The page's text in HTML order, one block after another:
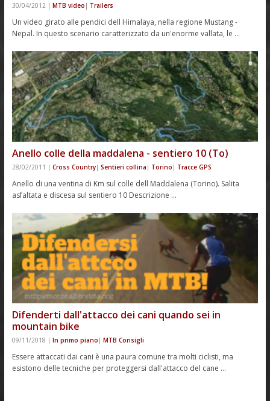
30/04/2012 | MTB video | Trailers
Un video girato alle pendici dell Himalaya, nella regione Mustang -
Nepal. In questo scenario caratterizzato da un'enorme vallata, le …
Anello colle della maddalena - sentiero 10 (To)
28/02/2011 | Cross Country| Sentieri collina | Torino | Tracce GPS
Anello di una ventina di Km sul colle dell Maddalena (Torino). Salita
asfaltata e discesa sul sentiero 10 Descrizione …
Difenderti dall'attacco dei cani quando sei in
mountain bike
09/11/2018 | In primo piano | MTB Consigli
Essere attaccati dai cani è una paura comune tra molti ciclisti, ma
esistono delle tecniche per proteggersi dall'attacco del cane …